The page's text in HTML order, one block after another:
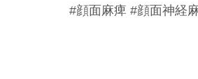
#顔面麻痺 #顔面神経